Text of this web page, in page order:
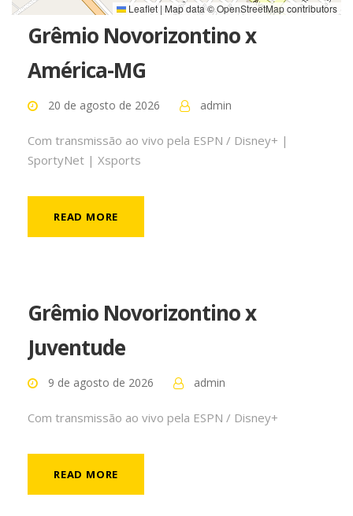
Leaflet | Map data ©OpenStreetMapcontributors
Grêmio Novorizontino x
América-MG
20 de agosto de 2026 admin
Com transmissão ao vivo pela ESPN / Disney+ |
SportyNet | Xsports
READ MORE
Grêmio Novorizontino x
Juventude
9 de agosto de 2026 admin
Com transmissão ao vivo pela ESPN / Disney+
READ MORE